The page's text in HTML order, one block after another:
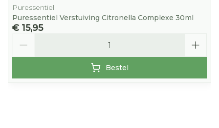
Puressentiel
Puressentiel Verstuiving Citronella Complexe 30ml
€ 15,95
Bestel